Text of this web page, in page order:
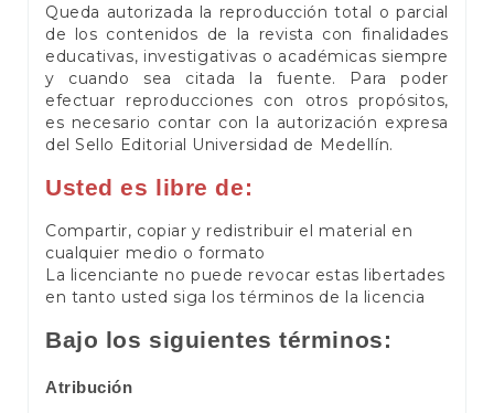
Queda autorizada la reproducción total o parcial
de los contenidos de la revista con finalidades
educativas, investigativas o académicas siempre
y cuando sea citada la fuente. Para poder
efectuar reproducciones con otros propósitos,
es necesario contar con la autorización expresa
del Sello Editorial Universidad de Medellín.
Usted es libre de:
Compartir, copiar y redistribuir el material en
cualquier medio o formato
La licenciante no puede revocar estas libertades
en tanto usted siga los términos de la licencia
Bajo los siguientes términos:
Atribución